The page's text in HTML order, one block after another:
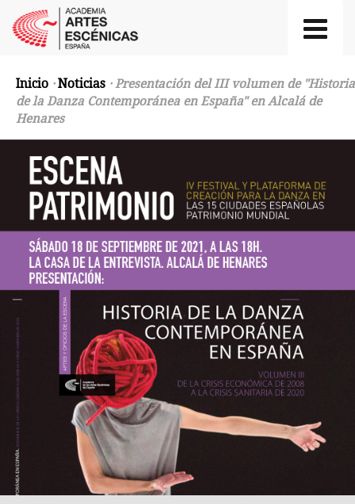
Inicio ·Noticias · Presentación del III volumen de "Historia
de la Danza Contemporánea en España" en Alcalá de
Henares